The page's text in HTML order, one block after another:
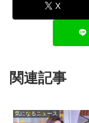
X
関連記事
気になるニュース